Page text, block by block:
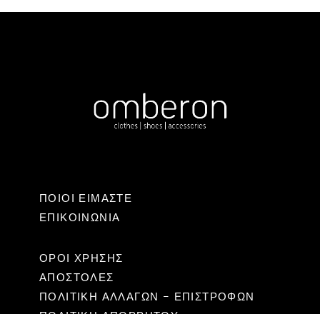
ΠΟΙΟΙ ΕΙΜΑΣΤΕ
ΕΠΙΚΟΙΝΩΝΊΑ
ΟΡΟΙ ΧΡΗΣΗΣ
ΑΠΟΣΤΟΛΕΣ
ΠΟΛΙΤΙΚΉ ΑΛΛΑΓΏΝ – ΕΠΙΣΤΡΟΦΏΝ